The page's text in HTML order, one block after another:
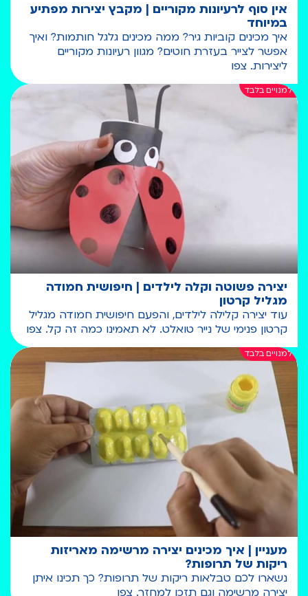
אין סוף לרעיונות מקוריים | מקבץ יצירות מפתיע
במיוחד
איך מכינים קוביות גיר? ממה מכינים גלגל חותמות? ואיך
אפשר לצייר בעזרת חוטים? מגוון רעיונות מקוריים
ליצירות. צפו
יצירה פשוטה וקלה לילדים | חיפושית חמודה
מגליל קרטון
עוד יצירה קלילה לילדים, והפעם חיפושית חמודה מגליל
קרטון פנימי של נייר טואלט. לא תאמינו כמה זה קל. צפו
מעניין | איך מכינים יצירה מרשימה מאריזות
ריקות של תרופות?
נשארו לכם טבלאות ריקות של תרופות? כך תכינו איתן
יצירה מרשימה וגם תזכו למחזר. צפו